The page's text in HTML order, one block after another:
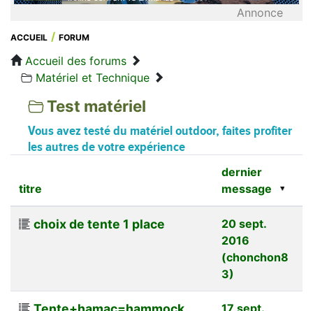
Annonce
ACCUEIL FORUM
Accueil des forums
Matériel et Technique
Test matériel
Vous avez testé du matériel outdoor, faites profiter
les autres de votre expérience
titre
dernier
message
choix de tente 1 place
20 sept.
2016
(chonchon8
3)
17 sept.